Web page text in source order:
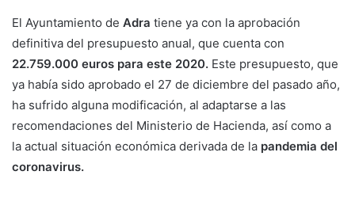
El Ayuntamiento de Adra tiene ya con la aprobación
definitiva del presupuesto anual, que cuenta con
22.759.000 euros para este 2020. Este presupuesto, que
ya había sido aprobado el 27 de diciembre del pasado año,
ha sufrido alguna modificación, al adaptarse a las
recomendaciones del Ministerio de Hacienda, así como a
la actual situación económica derivada de la pandemia del
coronavirus.